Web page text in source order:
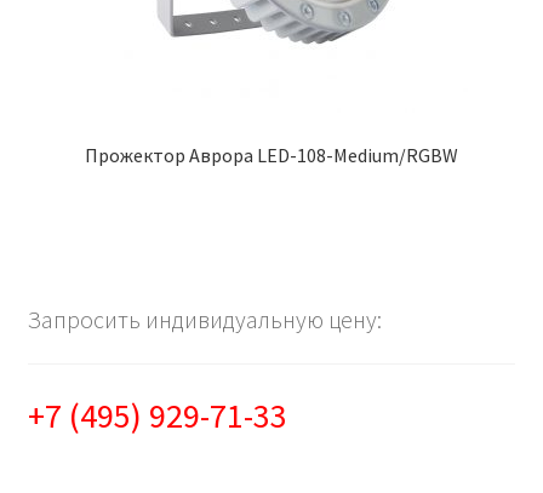
Прожектор Аврора LED-108-Medium/RGBW
Запросить индивидуальную цену:
+7 (495) 929-71-33